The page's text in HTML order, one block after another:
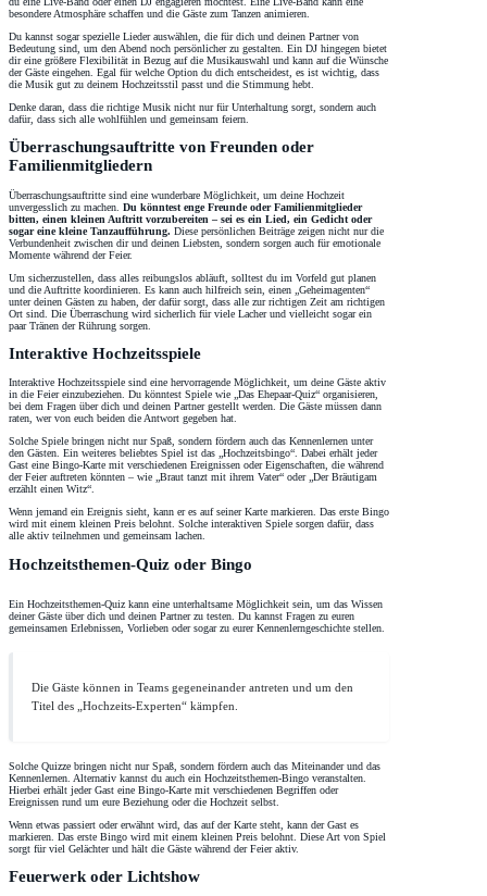
besondere Atmosphäre schaffen und die Gäste zum Tanzen animieren.
Du kannst sogar spezielle Lieder auswählen, die für dich und deinen Partner von
Bedeutung sind, um den Abend noch persönlicher zu gestalten. Ein DJ hingegen bietet
dir eine größere Flexibilität in Bezug auf die Musikauswahl und kann auf die Wünsche
der Gäste eingehen. Egal für welche Option du dich entscheidest, es ist wichtig, dass
die Musik gut zu deinem Hochzeitsstil passt und die Stimmung hebt.
Denke daran, dass die richtige Musik nicht nur für Unterhaltung sorgt, sondern auch
dafür, dass sich alle wohlfühlen und gemeinsam feiern.
Überraschungsauftritte von Freunden oder
Familienmitgliedern
Überraschungsauftritte sind eine wunderbare Möglichkeit, um deine Hochzeit
unvergesslich zu machen. Du könntest enge Freunde oder Familienmitglieder
bitten, einen kleinen Auftritt vorzubereiten – sei es ein Lied, ein Gedicht oder
sogar eine kleine Tanzaufführung. Diese persönlichen Beiträge zeigen nicht nur die
Verbundenheit zwischen dir und deinen Liebsten, sondern sorgen auch für emotionale
Momente während der Feier.
Um sicherzustellen, dass alles reibungslos abläuft, solltest du im Vorfeld gut planen
und die Auftritte koordinieren. Es kann auch hilfreich sein, einen „Geheimagenten“
unter deinen Gästen zu haben, der dafür sorgt, dass alle zur richtigen Zeit am richtigen
Ort sind. Die Überraschung wird sicherlich für viele Lacher und vielleicht sogar ein
paar Tränen der Rührung sorgen.
Interaktive Hochzeitsspiele
Interaktive Hochzeitsspiele sind eine hervorragende Möglichkeit, um deine Gäste aktiv
in die Feier einzubeziehen. Du könntest Spiele wie „Das Ehepaar-Quiz“ organisieren,
bei dem Fragen über dich und deinen Partner gestellt werden. Die Gäste müssen dann
raten, wer von euch beiden die Antwort gegeben hat.
Solche Spiele bringen nicht nur Spaß, sondern fördern auch das Kennenlernen unter
den Gästen. Ein weiteres beliebtes Spiel ist das „Hochzeitsbingo“. Dabei erhält jeder
Gast eine Bingo-Karte mit verschiedenen Ereignissen oder Eigenschaften, die während
der Feier auftreten könnten – wie „Braut tanzt mit ihrem Vater“ oder „Der Bräutigam
erzählt einen Witz“.
Wenn jemand ein Ereignis sieht, kann er es auf seiner Karte markieren. Das erste Bingo
wird mit einem kleinen Preis belohnt. Solche interaktiven Spiele sorgen dafür, dass
alle aktiv teilnehmen und gemeinsam lachen.
Hochzeitsthemen-Quiz oder Bingo
Ein Hochzeitsthemen-Quiz kann eine unterhaltsame Möglichkeit sein, um das Wissen
deiner Gäste über dich und deinen Partner zu testen. Du kannst Fragen zu euren
gemeinsamen Erlebnissen, Vorlieben oder sogar zu eurer Kennenlerngeschichte stellen.
Die Gäste können in Teams gegeneinander antreten und um den
Titel des „Hochzeits-Experten“ kämpfen.
Solche Quizze bringen nicht nur Spaß, sondern fördern auch das Miteinander und das
Kennenlernen. Alternativ kannst du auch ein Hochzeitsthemen-Bingo veranstalten.
Hierbei erhält jeder Gast eine Bingo-Karte mit verschiedenen Begriffen oder
Ereignissen rund um eure Beziehung oder die Hochzeit selbst.
Wenn etwas passiert oder erwähnt wird, das auf der Karte steht, kann der Gast es
markieren. Das erste Bingo wird mit einem kleinen Preis belohnt. Diese Art von Spiel
sorgt für viel Gelächter und hält die Gäste während der Feier aktiv.
Feuerwerk oder Lichtshow